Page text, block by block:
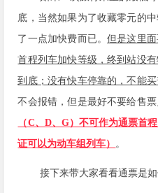
底，当然如果为了收藏零元的
了一点加快费而已 。但是这里
首程列车加快等级，终到站没
到底；没有快车停靠的，不能买
不会报错，但是最好不要给售
（C、D、G）不可作为通票首
证可以为动车组列车） 。
接下来带大家看看通票是如